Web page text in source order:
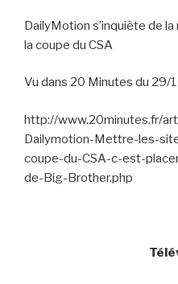
DailyMotion s’inquiète de
la coupe du CSA
Vu dans 20 Minutes du 29/
http://www.20minutes.fr/
Dailymotion-Mettre-les-
coupe-du-CSA-c-est-
de-Big-Brother.php